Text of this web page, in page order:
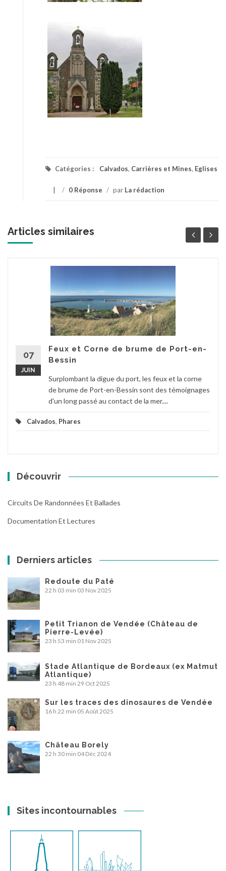
Catégories : Calvados, Carrières et Mines, Eglises
/ 0 Réponse / par La rédaction
Articles similaires
07
JUIN
Feux et Corne de brume de Port-en-
Bessin
Surplombant la digue du port, les feux et la corne
de brume de Port-en-Bessin sont des témoignages
d'un long passé au contact de la mer....
Calvados, Phares
Découvrir
Circuits De Randonnées Et Ballades
Documentation Et Lectures
Derniers articles
Redoute du Paté
22 h 03 min 03 Nov 2025
Petit Trianon de Vendée (Château de
Pierre-Levée)
23 h 53 min 01 Nov 2025
Stade Atlantique de Bordeaux (ex Matmut
Atlantique)
23 h 48 min 29 Oct 2025
Sur les traces des dinosaures de Vendée
16 h 22 min 05 Août 2025
Château Borely
22 h 30 min 04 Déc 2024
Sites incontournables